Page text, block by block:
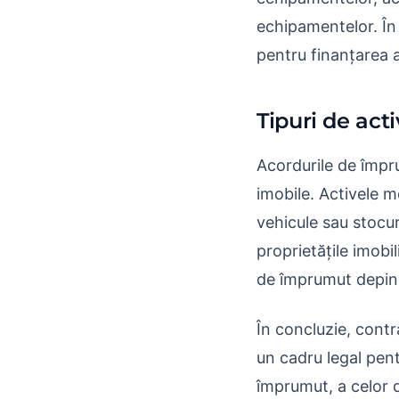
echipamentelor.
pentru finanțarea
Tipuri de
Acordurile de
imobile. Activele
vehicule sau
proprietățile
de împrumut
În concluzie,
un cadru legal
împrumut, a celor